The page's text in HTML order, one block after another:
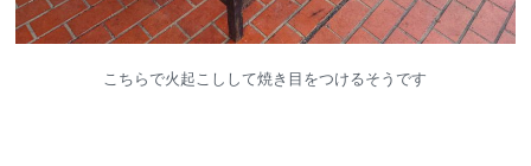
こちらで火起こしして焼き目をつけるそうです